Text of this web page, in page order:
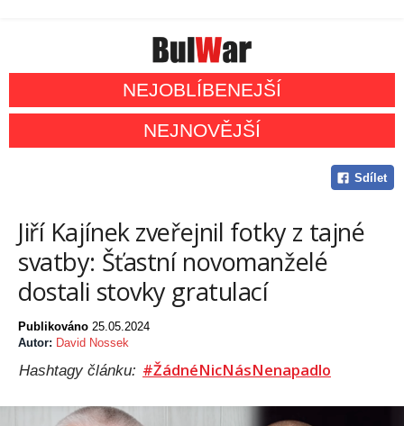
NEJOBLÍBENEJŠÍ
NEJNOVĚJŠÍ
Sdílet
Jiří Kajínek zveřejnil fotky z tajné
svatby: Šťastní novomanželé
dostali stovky gratulací
Publikováno 25.05.2024
Autor: David Nossek
Hashtagy článku: #ŽádnéNicNásNenapadlo